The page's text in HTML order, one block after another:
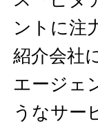
ントに注
紹介会社
エージェ
うなサー